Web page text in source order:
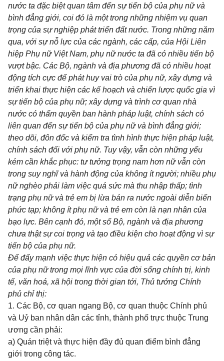
nước ta đặc biệt quan tâm đến sự tiến bộ của phụ nữ và
bình đẳng giới, coi đó là một trong những nhiệm vụ quan
trọng của sự nghiệp phát triển đất nước. Trong những năm
qua, với sự nỗ lực của các ngành, các cấp, của Hội Liên
hiệp Phụ nữ Việt Nam, phụ nữ nước ta đã có nhiều tiến bộ
vượt bậc. Các Bộ, ngành và địa phương đã có nhiều hoạt
động tích cực để phát huy vai trò của phụ nữ, xây dựng và
triển khai thực hiện các kế hoạch và chiến lược quốc gia vì
sự tiến bộ của phụ nữ; xây dựng và trình cơ quan nhà
nước có thẩm quyền ban hành pháp luật, chính sách có
liên quan đến sự tiến bộ của phụ nữ và bình đẳng giới;
theo dõi, đôn đốc và kiểm tra tình hình thực hiện pháp luật,
chính sách đối với phụ nữ. Tuy vậy, vẫn còn những yếu
kém cần khắc phục: tư tưởng trọng nam hơn nữ vẫn còn
trong suy nghĩ và hành động của không ít người; nhiều phụ
nữ nghèo phải làm việc quá sức mà thu nhập thấp; tình
trạng phụ nữ và trẻ em bị lừa bán ra nước ngoài diễn biến
phức tạp; không ít phụ nữ và trẻ em còn là nạn nhân của
bạo lực. Bên cạnh đó, một số Bộ, ngành và địa phương
chưa thật sự coi trọng và tạo điều kiện cho hoạt động vì sự
tiến bộ của phụ nữ.
Để đẩy mạnh việc thực hiện có hiệu quả các quyền cơ bản
của phụ nữ trong mọi lĩnh vực của đời sống chính trị, kinh
tế, văn hoá, xã hội trong thời gian tới, Thủ tướng Chính
phủ chỉ thị:
1. Các Bộ, cơ quan ngang Bộ, cơ quan thuộc Chính phủ
và Uỷ ban nhân dân các tỉnh, thành phố trực thuộc Trung
ương cần phải:
a) Quán triệt và thực hiện đầy đủ quan điểm bình đẳng
giới trong công tác.